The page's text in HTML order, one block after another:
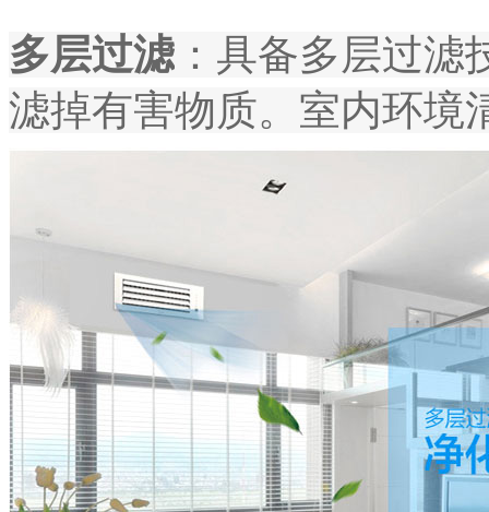
多层过滤 ：具备多层过
滤掉有害物质。室内环境